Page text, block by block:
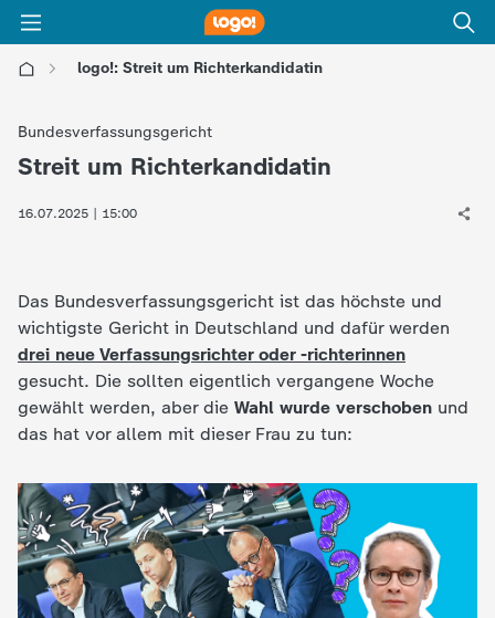
logo!: Streit um Richterkandidatin
o
g
d
e
K
Bundesverfassungsgericht
:
Streit um Richterkandidatin
16.07.2025 | 15:00
Das Bundesverfassungsgericht ist das höchste und
wichtigste Gericht in Deutschland und dafür werden
drei neue Verfassungsrichter oder -richterinnen
gesucht. Die sollten eigentlich vergangene Woche
gewählt werden, aber die Wahl wurde verschoben und
das hat vor allem mit dieser Frau zu tun: